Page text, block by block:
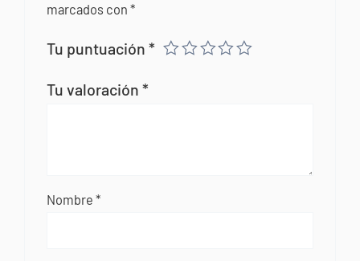
marcados con*
Tu puntuación*
Tu valoración*
Nombre*